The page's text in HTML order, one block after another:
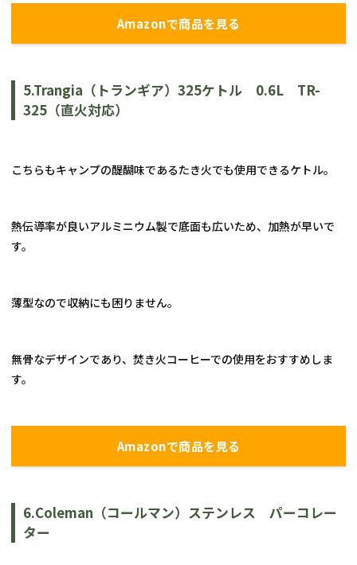
Amazonで商品を見る
5.Trangia （トランギア）325ケトル 0.6L
TR-
325 （直火対応）
こちらもキャンプの醍醐味であるたき火でも使用できるケトル。
熱伝導率が良いアルミニウム製で底面も広いため、加熱が早いで
す。
薄型なので収納にも困りません。
無骨なデザインであり、焚き火コーヒーでの使用をおすすめしま
す。
Amazonで商品を見る
6.Coleman （コールマン）ステンレス　パーコレー
ター